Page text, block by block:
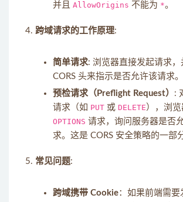
并且 AllowOrigins 不能为 *。
跨域请求的工作原理:
简单请求: 浏览器直接发起请求
CORS 头来指示是否允许该请求。
预检请求（Preflight Request） :
请求（如 PUT 或 DELETE），浏
OPTIONS 请求，询问服务器是否
求。这是 CORS 安全策略的一部
常见问题:
跨域携带 Cookie：如果前端需要